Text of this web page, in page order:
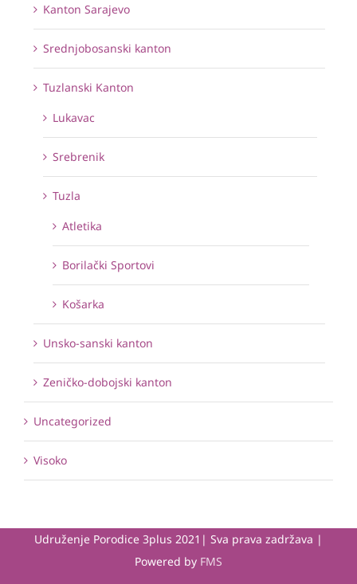
Kanton Sarajevo
Srednjobosanski kanton
Tuzlanski Kanton
Lukavac
Srebrenik
Tuzla
Atletika
Borilački Sportovi
Košarka
Unsko-sanski kanton
Zeničko-dobojski kanton
Uncategorized
Visoko
Udruženje Porodice 3plus 2021| Sva prava zadržava |
Powered by FMS